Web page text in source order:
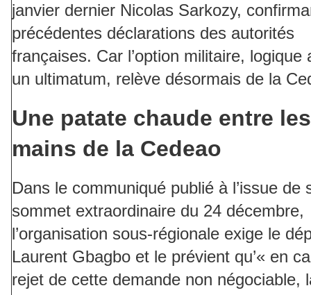
janvier dernier Nicolas Sarkozy,
précédentes déclarations des autorités
françaises. Car l’option militaire, logique
un ultimatum, relève désormais de la
Une patate chaude entre les
mains de la Cedeao
Dans le communiqué publié à l’issue de
sommet extraordinaire du 24 décembre,
l’organisation sous-régionale exige le
Laurent Gbagbo et le prévient qu’« en
rejet de cette demande non négociable,